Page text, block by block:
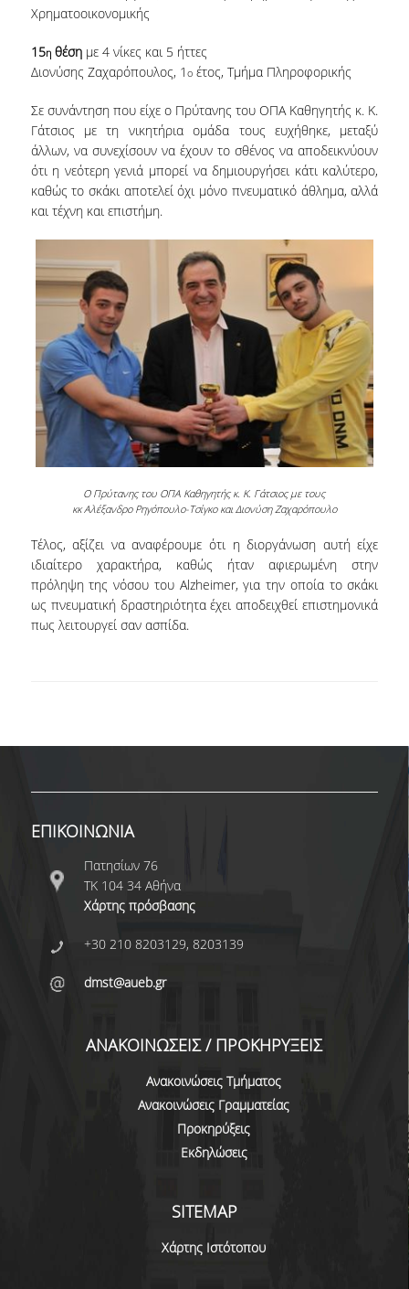
ΜΕΛΗ Ε.ΔΙ.Π.
ΜΕΛΗ Ε.Τ.Ε.Π.
ΔΙΟΙΚΗΤΙΚΟ ΠΡΟΣΩΠΙΚΟ
ΜΕΤΑΔΙΔΑΚΤΟΡΙΚΟΙ ΕΡΕΥΝΗΤΕΣ
ΜΗΤΡΩΟ ΜΕΛΩΝ ΤΜΗΜΑΤΟΣ
ΠΡΟΠΤΥΧΙΑΚΕΣ ΣΠΟΥΔΕΣ
ΠΡΟΓΡΑΜΜΑ ΣΠΟΥΔΩΝ
ΟΔΗΓΟΣ ΚΑΙ ΚΑΤΕΥΘΥΝΣΕΙΣ ΣΠΟΥΔΩΝ
ΜΑΘΗΜΑΤΑ ΠΡΟΓΡΑΜΜΑΤΟΣ ΣΠΟΥΔΩΝ
ΜΑΘΗΜΑΤΑ ΕΛΕΥΘΕΡΗΣ ΕΠΙΛΟΓΗΣ ΑΠΟ
ΑΛΛΑ ΤΜΗΜΑΤΑ
ΒΡΑΒΕΙΑ ΕΡΓΑΣΙΩΝ
ΠΡΑΚΤΙΚΗ ΑΣΚΗΣΗ ΚΑΙ ΠΤΥΧΙΑΚΗ ΕΡΓΑΣΙΑ
TESTIMONIALS ΠΡΑΚΤΙΚΗΣ ΑΣΚΗΣΗΣ
ΔΙΔΑΣΚΑΛΙΑ ΚΑΙ ΕΞΕΤΑΣΕΙΣ
ΔΙΑΧΕΙΡΙΣΗ ΠΑΡΑΠΟΝΩΝ ΦΟΙΤΗΤΩΝ
TUTORS ΦΟΙΤΗΤΩΝ
ΔΙΔΑΚΤΟΡΙΚΟ ΠΡΟΓΡΑΜΜΑ
ΥΠΟΨΗΦΙΟΙ ΔΙΔΑΚΤΟΡΕΣ
ΕΡΕΥΝΗΤΙΚΑ ΣΕΜΙΝΑΡΙΑ
ΠΡΟΓΡΑΜΜΑ ERASMUS+
ΜΑΘΗΜΑΤΑ ΠΟΥ ΠΡΟΣΦΕΡΕΙ ΤΟ
ΑΝΑΚΟΙΝΩΣΕΙΣ ΠΡΟΓΡΑΜΜΑΤΟΣ
ΕΓΓΡΑΦΑ - ΧΡΗΣΙΜΟΙ ΣΥΝΔΕΣΜΟΙ
FAQS
ΔΙΑΣΦΑΛΙΣΗ ΠΟΙΟΤΗΤΑΣ
ΠΟΛΙΤΙΚΗ ΔΙΑΣΦΑΛΙΣΗΣ ΠΟΙΟΤΗΤΑΣ
ΔΕΔΟΜΕΝΑ ΠΟΙΟΤΗΤΑΣ
Χρηματοοικονομικής
15ηθέσημε 4 νίκες και 5 ήττες
Διονύσης Ζαχαρόπουλος, 1 οέτος, Τμήμα Πληροφορικής
Σε συνάντηση που είχε ο Πρύτανης του ΟΠΑ Καθηγητής κ. Κ.
Γάτσιος με τη νικητήρια ομάδα τους ευχήθηκε, μεταξύ
άλλων, να συνεχίσουν να έχουν το σθένος να αποδεικνύουν
ότι η νεότερη γενιά μπορεί να δημιουργήσει κάτι καλύτερο,
καθώς το σκάκι αποτελεί όχι μόνο πνευματικό άθλημα, αλλά
και τέχνη και επιστήμη.
Ο Πρύτανης του ΟΠΑ Καθηγητής κ. Κ. Γάτσιος με τους
κκ Αλέξανδρο Ρηγόπουλο-Τσίγκο και Διονύση Ζαχαρόπουλο
Τέλος, αξίζει να αναφέρουμε ότι η διοργάνωση αυτή είχε
ιδιαίτερο χαρακτήρα, καθώς ήταν αφιερωμένη στην
πρόληψη της νόσου του Alzheimer, για την οποία το σκάκι
ως πνευματική δραστηριότητα έχει αποδειχθεί επιστημονικά
πως λειτουργεί σαν ασπίδα.
ΕΠΙΚΟΙΝΩΝΙΑ
Πατησίων 76
ΤΚ 104 34 Αθήνα
Χάρτης πρόσβασης
+30 210 8203129, 8203139
dmst@aueb.gr
ΑΝΑΚΟΙΝΩΣΕΙΣ / ΠΡΟΚΗΡΥΞΕΙΣ
Ανακοινώσεις Τμήματος
Ανακοινώσεις Γραμματείας
Προκηρύξεις
Εκδηλώσεις
SITEMAP
Χάρτης Ιστότοπου